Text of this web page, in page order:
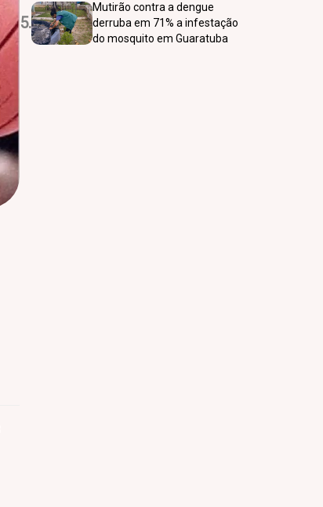
5.
Mutirão contra a dengue
derruba em 71% a infestação
do mosquito em Guaratuba